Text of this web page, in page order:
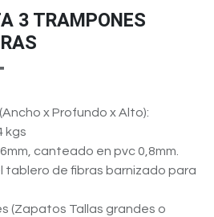
3 TRAMPONES
x Profundo x Alto):
kgs
canteado en pvc 0,8mm.
tablero de fibras barnizado para
(Zapatos Tallas grandes o